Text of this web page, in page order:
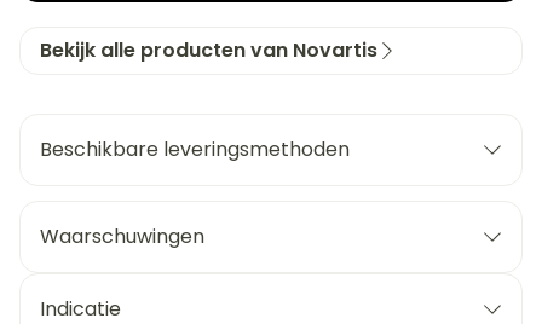
Bekijk alle producten van Novartis
Beschikbare leveringsmethoden
Waarschuwingen
Indicatie